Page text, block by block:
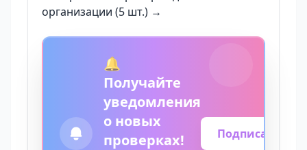
организации (5 шт.) →
🔔
Получайте
уведомления
о новых
проверках!
Подписаться